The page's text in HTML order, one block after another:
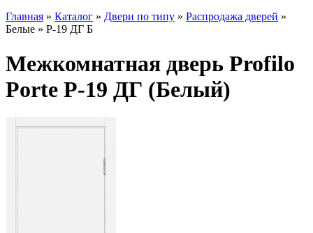
Главная » Каталог » Двери по типу » Распродажа дверей »
Белые » P-19 ДГ Б
Межкомнатная дверь Profilo
Porte P-19 ДГ (Белый)